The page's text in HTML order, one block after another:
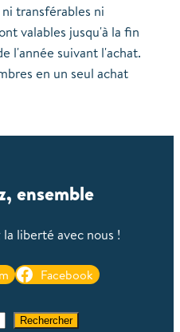
transférables ni
valables jusqu'à la fin
l'année suivant l'achat.
en un seul achat
ensemble
liberté avec nous !
Facebook
Rechercher